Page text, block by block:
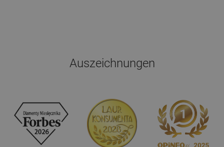
Auszeichnungen